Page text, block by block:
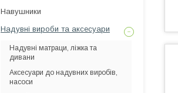
Навушники
Надувні вироби та аксесуари
Надувні матраци, ліжка та
дивани
Аксесуари до надувних виробів,
насоси